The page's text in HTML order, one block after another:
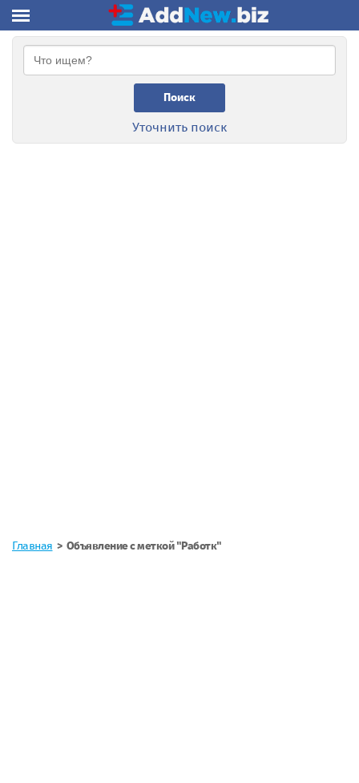
Поиск
Уточнить поиск
Главная Объявление с меткой "Работк"